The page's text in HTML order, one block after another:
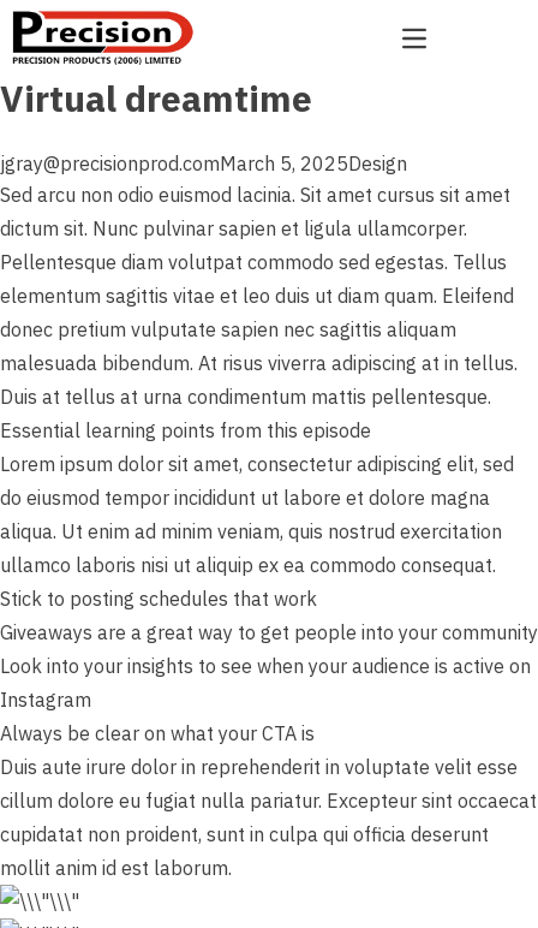
Skip to content
Open main menu
Virtual dreamtime
Posted by
jgray@precisionprod.comMarch 5, 2025Posted in
Design
Sed arcu non odio euismod lacinia. Sit amet cursus sit amet
dictum sit. Nunc pulvinar sapien et ligula ullamcorper.
Pellentesque diam volutpat commodo sed egestas. Tellus
elementum sagittis vitae et leo duis ut diam quam. Eleifend
donec pretium vulputate sapien nec sagittis aliquam
malesuada bibendum. At risus viverra adipiscing at in tellus.
Duis at tellus at urna condimentum mattis pellentesque.
Essential learning points from this episode
Lorem ipsum dolor sit amet, consectetur adipiscing elit, sed
do eiusmod tempor incididunt ut labore et dolore magna
aliqua. Ut enim ad minim veniam, quis nostrud exercitation
ullamco laboris nisi ut aliquip ex ea commodo consequat.
Stick to posting schedules that work
Giveaways are a great way to get people into your community
Look into your insights to see when your audience is active on
Instagram
Always be clear on what your CTA is
Duis aute irure dolor in reprehenderit in voluptate velit esse
cillum dolore eu fugiat nulla pariatur. Excepteur sint occaecat
cupidatat non proident, sunt in culpa qui officia deserunt
mollit anim id est laborum.